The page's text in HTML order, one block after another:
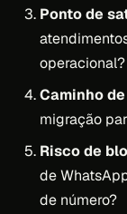
Ponto de
operacional?
Caminho
migração
Risco de
de
de número?